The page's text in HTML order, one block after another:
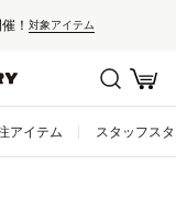
！ 対象アイテム
アイテム スタッフス